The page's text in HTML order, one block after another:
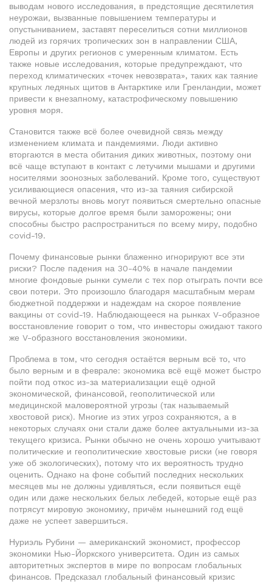
выводам нового исследования, в предстоящие десятилетия
неурожаи, вызванные повышением температуры и
опустыниванием, заставят переселиться сотни миллионов
людей из горячих тропических зон в направлении США,
Европы и других регионов с умеренным климатом. Есть
также новые исследования, которые предупреждают, что
переход климатических «точек невозврата», таких как таяние
крупных ледяных щитов в Антарктике или Гренландии, может
привести к внезапному, катастрофическому повышению
уровня моря.
Становится также всё более очевидной связь между
изменением климата и пандемиями. Люди активно
вторгаются в места обитания диких животных, поэтому они
всё чаще вступают в контакт с летучими мышами и другими
носителями зоонозных заболеваний. Кроме того, существуют
усиливающиеся опасения, что из-за таяния сибирской
вечной мерзлоты вновь могут появиться смертельно опасные
вирусы, которые долгое время были заморожены; они
способны быстро распространиться по всему миру, подобно
covid-19.
Почему финансовые рынки блаженно игнорируют все эти
риски? После падения на 30-40% в начале пандемии
многие фондовые рынки сумели с тех пор отыграть почти все
свои потери. Это произошло благодаря масштабным мерам
бюджетной поддержки и надеждам на скорое появление
вакцины от covid-19. Наблюдающееся на рынках V-образное
восстановление говорит о том, что инвесторы ожидают такого
же V-образного восстановления экономики.
Проблема в том, что сегодня остаётся верным всё то, что
было верным и в феврале: экономика всё ещё может быстро
пойти под откос из-за материализации ещё одной
экономической, финансовой, геополитической или
медицинской маловероятной угрозы (так называемый
хвостовой риск). Многие из этих угроз сохраняются, а в
некоторых случаях они стали даже более актуальными из-за
текущего кризиса. Рынки обычно не очень хорошо учитывают
политические и геополитические хвостовые риски (не говоря
уже об экологических), потому что их вероятность трудно
оценить. Однако на фоне событий последних нескольких
месяцев мы не должны удивляться, если появиться ещё
один или даже нескольких белых лебедей, которые ещё раз
потрясут мировую экономику, причём нынешний год ещё
даже не успеет завершиться.
Нуриэль Рубини — американский экономист, профессор
экономики Нью-Йоркского университета. Один из самых
авторитетных экспертов в мире по вопросам глобальных
финансов. Предсказал глобальный финансовый кризис